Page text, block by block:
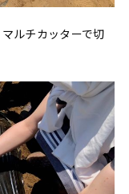
ルチカッターで切